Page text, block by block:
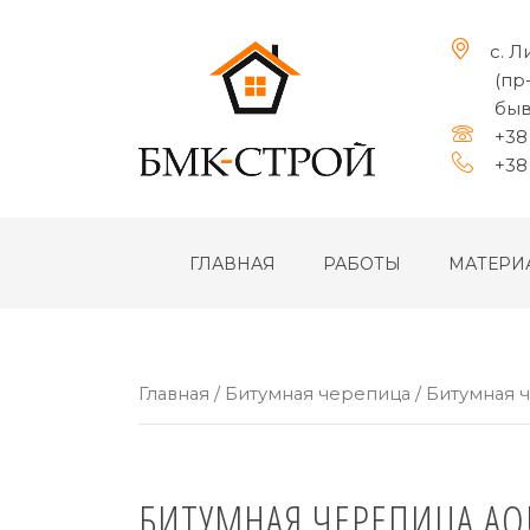
с.
ГЛАВНАЯ РАБОТЫ
Главная / Битумная черепица / Битумная